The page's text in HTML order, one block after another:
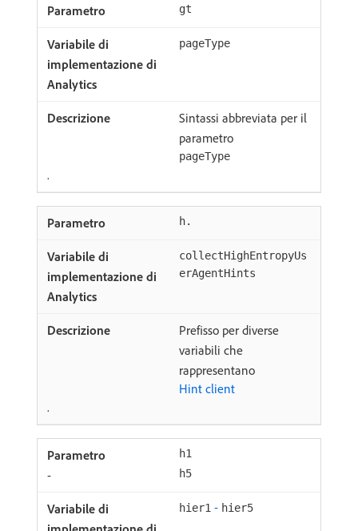
gt
pageType
Sintassi abbreviata per il
parametro
pageType
.
h.
collectHighEntropyUs
erAgentHints
Prefisso per diverse
variabili che
rappresentano
Hint client
.
h1
- h5
hier1 - hier5